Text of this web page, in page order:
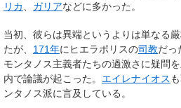
リカ、 ガリアなどに多かった。
当初、彼らは異端というよりは単なる
たが、 171年にヒエラポリスの司教だっ
モンタノス主義者たちの過激さに疑問
内で論議が起こった。 エイレナイオス
ンタノス派に言及している。